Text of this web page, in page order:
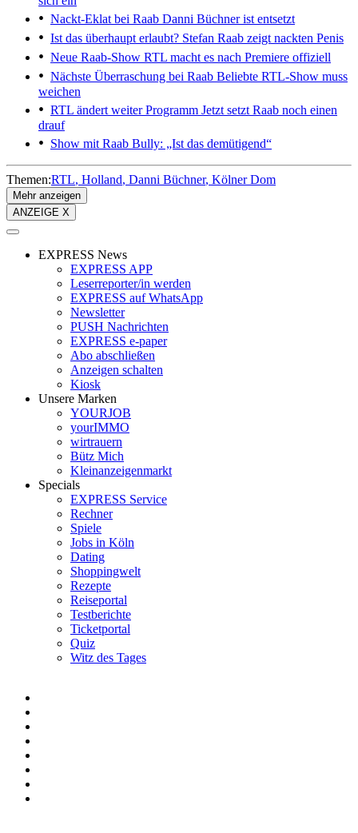
Nackt-Eklat bei Raab Danni Büchner ist entsetzt
Ist das überhaupt erlaubt? Stefan Raab zeigt nackten Penis
Neue Raab-Show RTL macht es nach Premiere offiziell
Nächste Überraschung bei Raab Beliebte RTL-Show muss
weichen
RTL ändert weiter Programm Jetzt setzt Raab noch einen
drauf
Show mit Raab Bully: „Ist das demütigend“
Themen:RTL Holland Danni Büchner Kölner Dom
Mehr anzeigen
ANZEIGE X
EXPRESS News
EXPRESS APP
Leserreporter/in werden
EXPRESS auf WhatsApp
Newsletter
PUSH Nachrichten
EXPRESS e-paper
Abo abschließen
Anzeigen schalten
Kiosk
Unsere Marken
YOURJOB
yourIMMO
wirtrauern
Bütz Mich
Kleinanzeigenmarkt
Specials
EXPRESS Service
Rechner
Spiele
Jobs in Köln
Dating
Shoppingwelt
Rezepte
Reiseportal
Testberichte
Ticketportal
Quiz
Witz des Tages